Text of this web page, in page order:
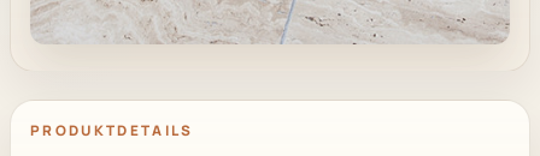
PRODUKTDETAILS